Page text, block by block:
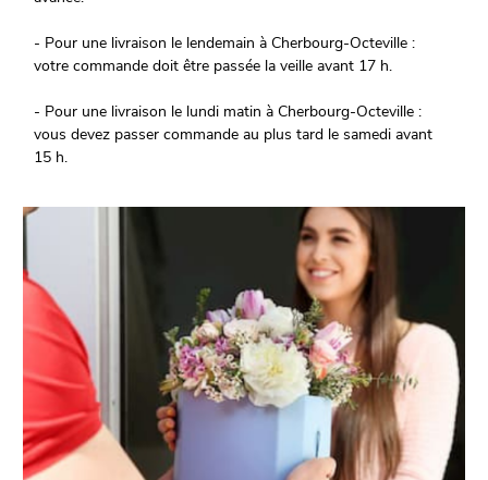
- Pour une livraison le lendemain à Cherbourg-Octeville :
votre commande doit être passée la veille avant 17 h.
- Pour une livraison le lundi matin à Cherbourg-Octeville :
vous devez passer commande au plus tard le samedi avant
15 h.